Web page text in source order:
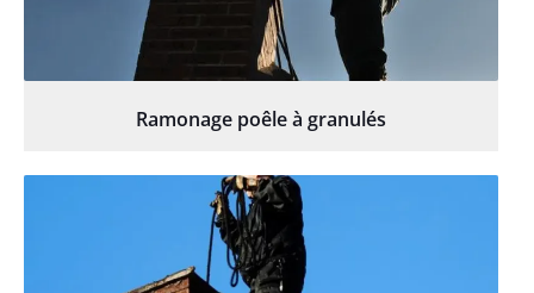
Ramonage poêle à granulés